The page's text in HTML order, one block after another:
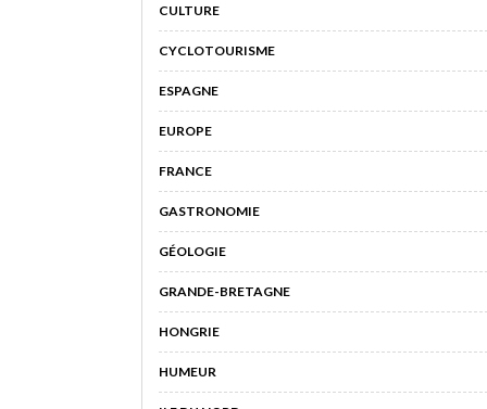
CULTURE
CYCLOTOURISME
ESPAGNE
EUROPE
FRANCE
GASTRONOMIE
GÉOLOGIE
GRANDE-BRETAGNE
HONGRIE
HUMEUR